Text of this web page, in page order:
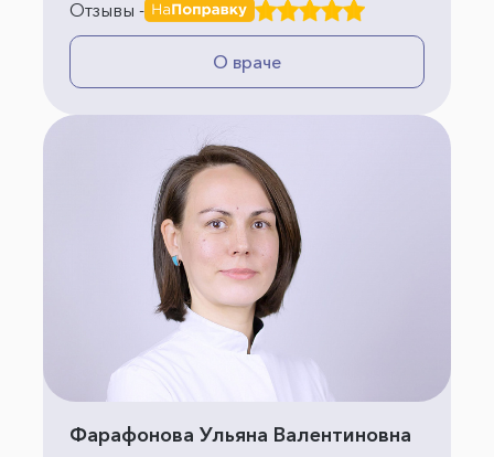
Отзывы -
О враче
Фарафонова Ульяна Валентиновна